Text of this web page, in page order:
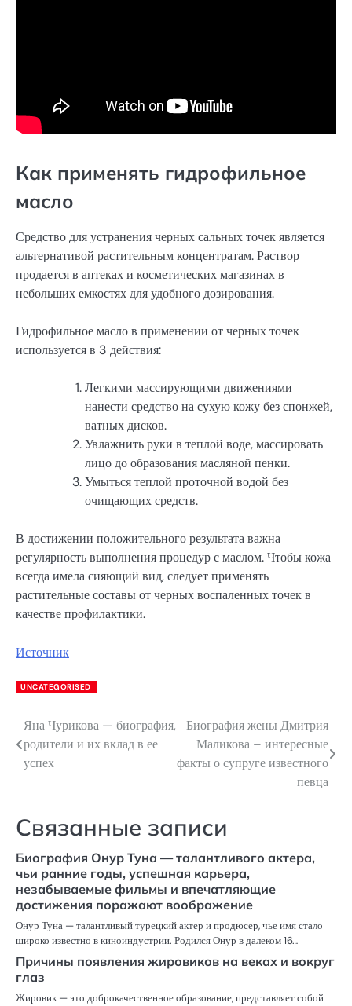
Как применять гидрофильное
масло
Средство для устранения черных сальных точек является
альтернативой растительным концентратам. Раствор
продается в аптеках и косметических магазинах в
небольших емкостях для удобного дозирования.
Гидрофильное масло в применении от черных точек
используется в 3 действия:
Легкими массирующими движениями
нанести средство на сухую кожу без спонжей,
ватных дисков.
Увлажнить руки в теплой воде, массировать
лицо до образования масляной пенки.
Умыться теплой проточной водой без
очищающих средств.
В достижении положительного результата важна
регулярность выполнения процедур с маслом. Чтобы кожа
всегда имела сияющий вид, следует применять
растительные составы от черных воспаленных точек в
качестве профилактики.
Источник
UNCATEGORISED
Навигация
по
Яна Чурикова — биография,
родители и их вклад в ее
успех
Биография жены Дмитрия
Маликова – интересные
факты о супруге известного
певца
Связанные записи
Биография Онур Туна — талантливого актера,
чьи ранние годы, успешная карьера,
незабываемые фильмы и впечатляющие
достижения поражают воображение
Онур Туна — талантливый турецкий актер и продюсер, чье имя стало
широко известно в киноиндустрии. Родился Онур в далеком 16…
Причины появления жировиков на веках и вокруг
глаз
Жировик — это доброкачественное образование, представляет собой